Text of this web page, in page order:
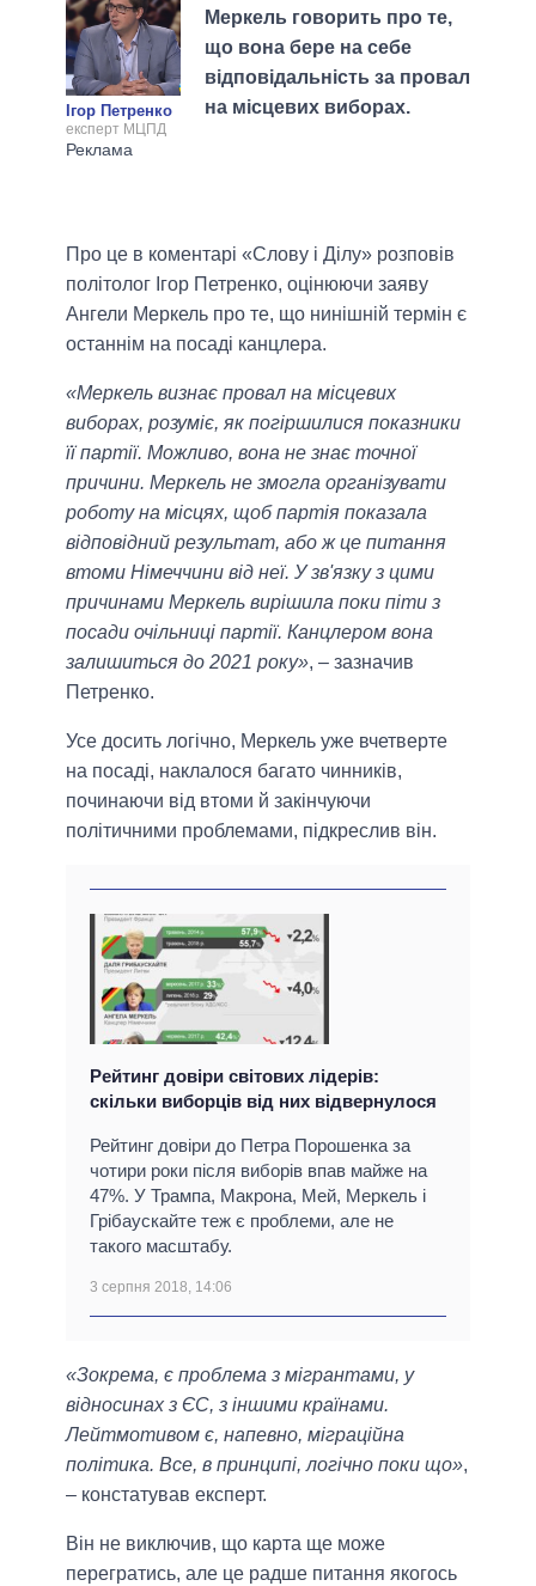
Ігор Петренко
експерт МЦПД
Меркель говорить про те,
що вона бере на себе
відповідальність за провал
на місцевих виборах.
Про це в коментарі «Слову і Ділу» розповів
політолог Ігор Петренко, оцінюючи заяву
Ангели Меркель про те, що нинішній термін є
останнім на посаді канцлера.
«Меркель визнає провал на місцевих
виборах, розуміє, як погіршилися показники
її партії. Можливо, вона не знає точної
причини. Меркель не змогла організувати
роботу на місцях, щоб партія показала
відповідний результат, або ж це питання
втоми Німеччини від неї. У зв'язку з цими
причинами Меркель вирішила поки піти з
посади очільниці партії. Канцлером вона
залишиться до 2021 року», – зазначив
Петренко.
Усе досить логічно, Меркель уже вчетверте
на посаді, наклалося багато чинників,
починаючи від втоми й закінчуючи
політичними проблемами, підкреслив він.
Рейтинг довіри світових лідерів:
скільки виборців від них відвернулося
Рейтинг довіри до Петра Порошенка за
чотири роки після виборів впав майже на
47%. У Трампа, Макрона, Мей, Меркель і
Грібаускайте теж є проблеми, але не
такого масштабу.
3 серпня 2018, 14:06
«Зокрема, є проблема з мігрантами, у
відносинах з ЄС, з іншими країнами.
Лейтмотивом є, напевно, міграційна
політика. Все, в принципі, логічно поки що»,
– констатував експерт.
Він не виключив, що карта ще може
перегратись, але це радше питання якогось